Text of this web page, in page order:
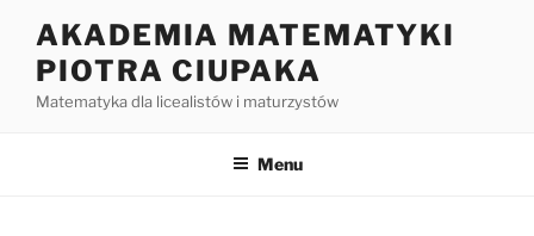
treści
AKADEMIA MATEMATYKI
PIOTRA CIUPAKA
Matematyka dla licealistów i maturzystów
Menu